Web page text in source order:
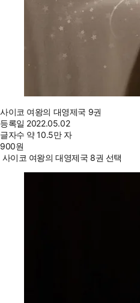
사이코 여왕의 대영제국 9권
등록일 2022.05.02
글자수 약 10.5만 자
900원
사이코 여왕의 대영제국 8권 선택